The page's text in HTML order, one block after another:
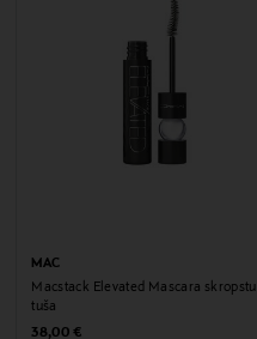
MAC
Macstack Elevated Mascara skropstu
tuša
Original Price
38,00 €